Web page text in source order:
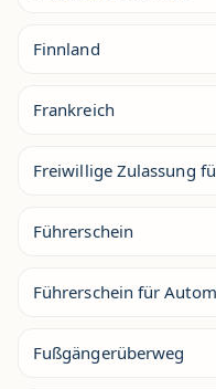
Finnland
Frankreich
Freiwillige Zulassung
Führerschein
Führerschein für
Fußgängerüberweg